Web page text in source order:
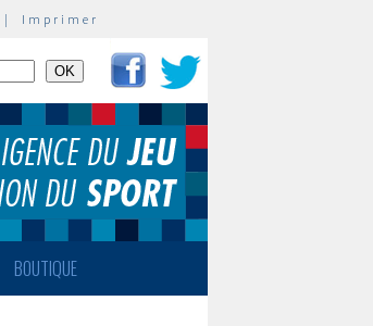
| Imprimer
BOUTIQUE